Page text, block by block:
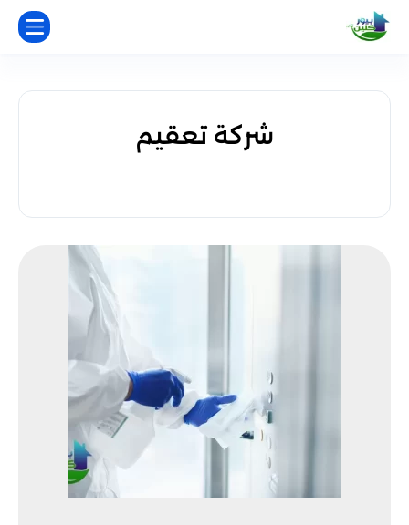
شركة تعقيم